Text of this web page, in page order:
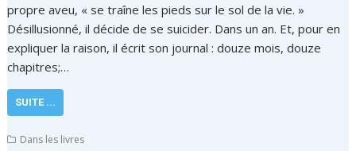
propre aveu, « se traîne les pieds sur le sol de la vie. »
Désillusionné, il décide de se suicider. Dans un an. Et, pour en
expliquer la raison, il écrit son journal : douze mois, douze
chapitres;…
SUITE ...
Dans les livres